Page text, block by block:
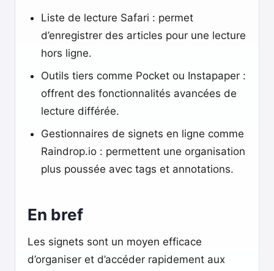
Liste de lecture Safari : permet
d’enregistrer des articles pour une lecture
hors ligne.
Outils tiers comme Pocket ou Instapaper :
offrent des fonctionnalités avancées de
lecture différée.
Gestionnaires de signets en ligne comme
Raindrop.io : permettent une organisation
plus poussée avec tags et annotations.
En bref
Les signets sont un moyen efficace
d’organiser et d’accéder rapidement aux